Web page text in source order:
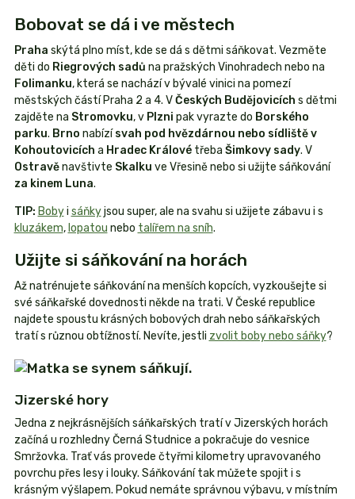
Bobovat se dá i ve městech
Praha skýtá plno míst, kde se dá s dětmi sáňkovat. Vezměte
děti do Riegrových sadů na pražských Vinohradech nebo na
Folimanku, která se nachází v bývalé vinici na pomezí
městských částí Praha 2 a 4. VČeských Budějovicích s dětmi
zajděte na Stromovku, v Plzni pak vyrazte do Borského
parku. Brno nabízísvah pod hvězdárnou nebo sídliště v
Kohoutovicích a Hradec Králové třeba Šimkovy sady. V
Ostravěnavštivte Skalku ve Vřesině nebo si užijte sáňkování
za kinem Luna.
TIP: Bobyi sáňkyjsou super, ale na svahu si užijete zábavu i s
kluzákem, lopatou nebo talířem na sníh.
Užijte si sáňkování na horách
Až natrénujete sáňkování na menších kopcích, vyzkoušejte si
své sáňkařské dovednosti někde na trati. V České republice
najdete spoustu krásných bobových drah nebo sáňkařských
tratí s různou obtížností. Nevíte, jestli zvolit boby nebo sáňky?
Jizerské hory
Jedna z nejkrásnějších sáňkařských tratí v Jizerských horách
začíná u rozhledny Černá Studnice a pokračuje do vesnice
Smržovka. Trať vás provede čtyřmi kilometry upravovaného
povrchu přes lesy i louky. Sáňkování tak můžete spojit i s
krásným výšlapem. Pokud nemáte správnou výbavu, v místním